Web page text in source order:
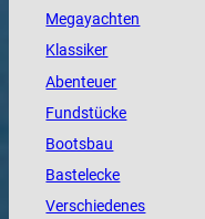
Megayachten
Klassiker
Abenteuer
Fundstücke
Bootsbau
Bastelecke
Verschiedenes